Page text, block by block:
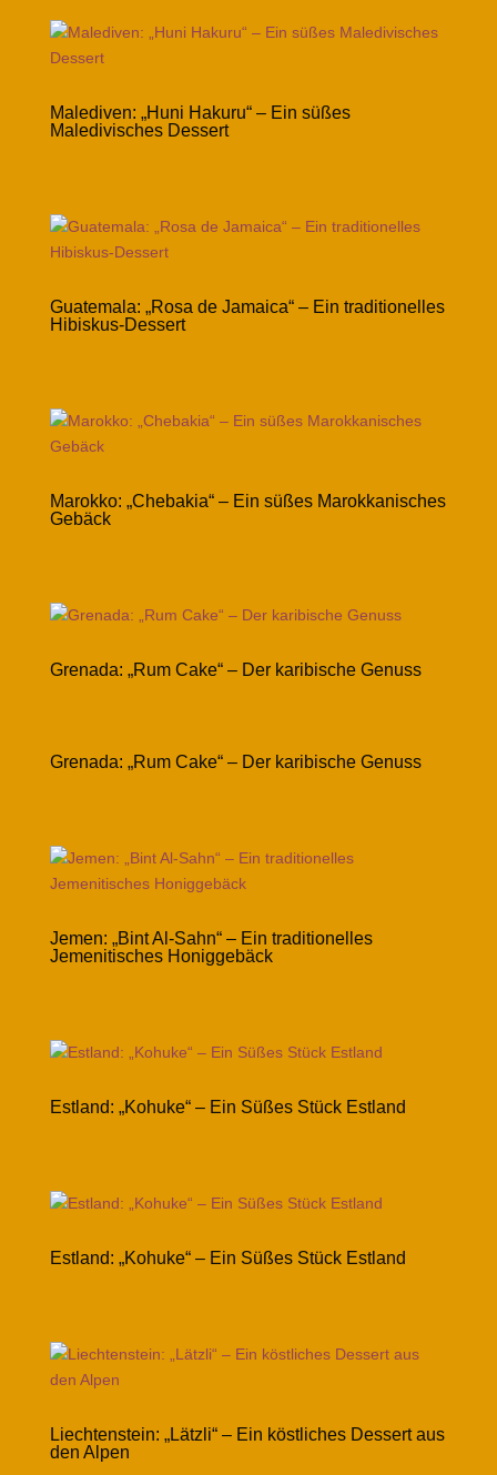
Malediven: „Huni Hakuru“ – Ein süßes
Maledivisches Dessert
Guatemala: „Rosa de Jamaica“ – Ein traditionelles
Hibiskus-Dessert
Marokko: „Chebakia“ – Ein süßes Marokkanisches
Gebäck
Grenada: „Rum Cake“ – Der karibische Genuss
Grenada: „Rum Cake“ – Der karibische Genuss
Jemen: „Bint Al-Sahn“ – Ein traditionelles
Jemenitisches Honiggebäck
Estland: „Kohuke“ – Ein Süßes Stück Estland
Estland: „Kohuke“ – Ein Süßes Stück Estland
Liechtenstein: „Lätzli“ – Ein köstliches Dessert aus
den Alpen